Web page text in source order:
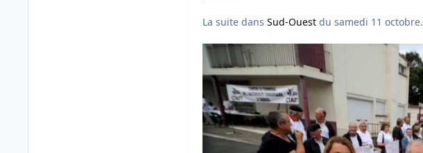
La suite dans Sud-Ouest du samedi 11 octobre.